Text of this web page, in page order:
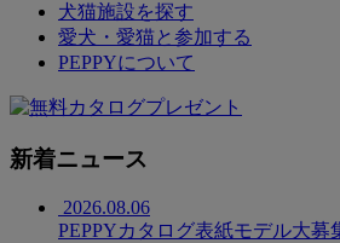
犬猫施設を探す
愛犬・愛猫と参加する
PEPPYについて
新着ニュース
2026.08.06
PEPPYカタログ表紙モデル大募